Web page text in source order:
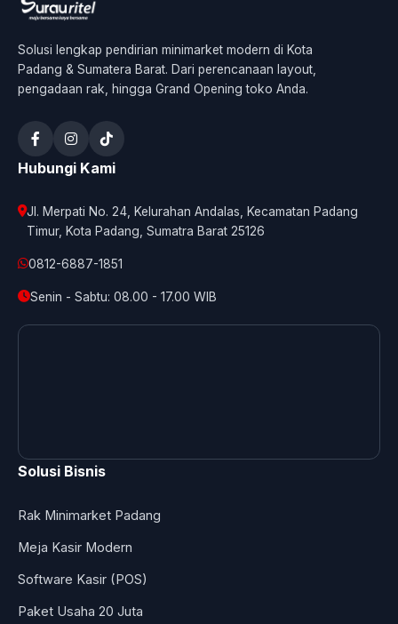
Solusi lengkap pendirian minimarket modern di Kota
Padang & Sumatera Barat. Dari perencanaan layout,
pengadaan rak, hingga Grand Opening toko Anda.
Hubungi Kami
Jl. Merpati No. 24, Kelurahan Andalas, Kecamatan Padang
Timur, Kota Padang, Sumatra Barat 25126
0812-6887-1851
Senin - Sabtu: 08.00 - 17.00 WIB
Solusi Bisnis
Rak Minimarket Padang
Meja Kasir Modern
Software Kasir (POS)
Paket Usaha 20 Juta